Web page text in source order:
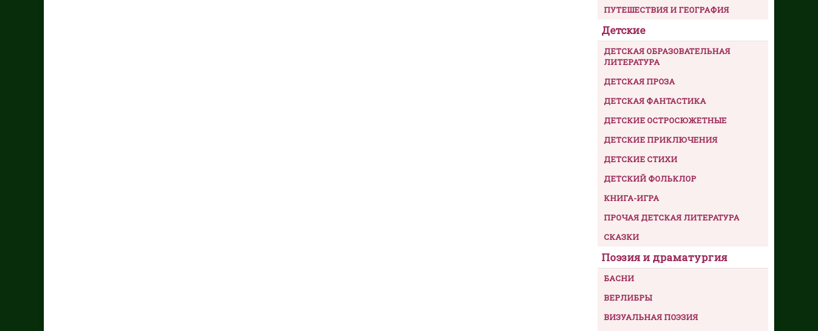
ПУТЕШЕСТВИЯ И ГЕОГРАФИЯ
Детские
ДЕТСКАЯ ОБРАЗОВАТЕЛЬНАЯ
ЛИТЕРАТУРА
ДЕТСКАЯ ПРОЗА
ДЕТСКАЯ ФАНТАСТИКА
ДЕТСКИЕ ОСТРОСЮЖЕТНЫЕ
ДЕТСКИЕ ПРИКЛЮЧЕНИЯ
ДЕТСКИЕ СТИХИ
ДЕТСКИЙ ФОЛЬКЛОР
КНИГА-ИГРА
ПРОЧАЯ ДЕТСКАЯ ЛИТЕРАТУРА
СКАЗКИ
Поэзия и драматургия
БАСНИ
ВЕРЛИБРЫ
ВИЗУАЛЬНАЯ ПОЭЗИЯ